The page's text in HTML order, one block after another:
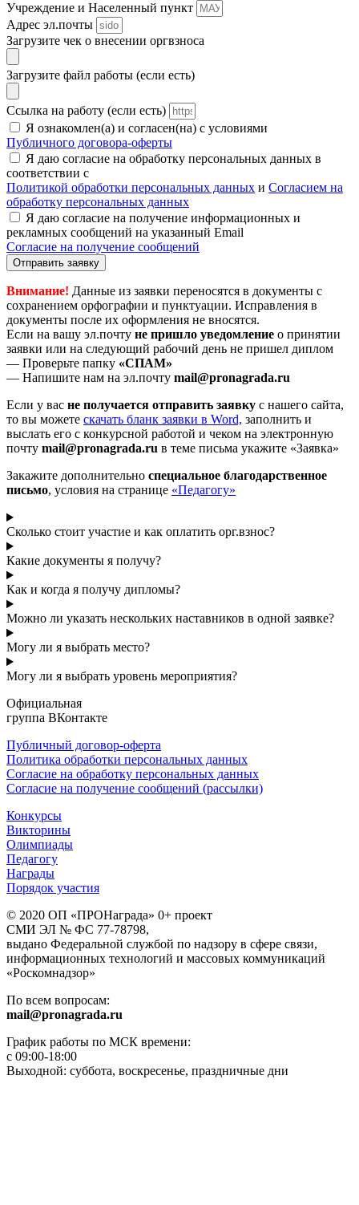
Учреждение и Населенный пункт
Адрес эл.почты
Загрузите чек о внесении оргвзноса
Загрузите файл работы (если есть)
Ссылка на работу (если есть)
Я ознакомлен(а) и согласен(на) с условиями
Публичного договора-оферты
Я даю согласие на обработку персональных данных в
соответствии с
Политикой обработки персональных данных и Согласием на
обработку персональных данных
Я даю согласие на получение информационных и
рекламных сообщений на указанный Email
Согласие на получение сообщений
Отправить заявку
Внимание! Данные из заявки переносятся в документы с
сохранением орфографии и пунктуации. Исправления в
документы после их оформления не вносятся.
Если на вашу эл.почту не пришло уведомление о принятии
заявки или на следующий рабочий день не пришел диплом
— Проверьте папку «СПАМ»
— Напишите нам на эл.почту mail@pronagrada.ru
Если у вас не получается отправить заявку с нашего сайта,
то вы можете cкачать бланк заявки в Word, заполнить и
выслать его с конкурсной работой и чеком на электронную
почту mail@pronagrada.ru в теме письма укажите «Заявка»
Закажите дополнительно специальное благодарственное
письмо, условия на странице «Педагогу»
Сколько стоит участие и как оплатить орг.взнос?
Какие документы я получу?
Как и когда я получу дипломы?
Можно ли указать нескольких наставников в одной заявке?
Могу ли я выбрать место?
Могу ли я выбрать уровень мероприятия?
Официальная
группа ВКонтакте
Публичный договор-оферта
Политика обработки персональных данных
Согласие на обработку персональных данных
Согласие на получение сообщений (рассылки)
Конкурсы
Викторины
Олимпиады
Педагогу
Награды
Порядок участия
© 2020 ОП «ПРОНаграда» 0+ проект
СМИ ЭЛ № ФС 77-78798,
выдано Федеральной службой по надзору в сфере связи,
информационных технологий и массовых коммуникаций
«Роскомнадзор»
По всем вопросам:
mail@pronagrada.ru
График работы по МСК времени:
с 09:00-18:00
Выходной: суббота, воскресенье, праздничные дни